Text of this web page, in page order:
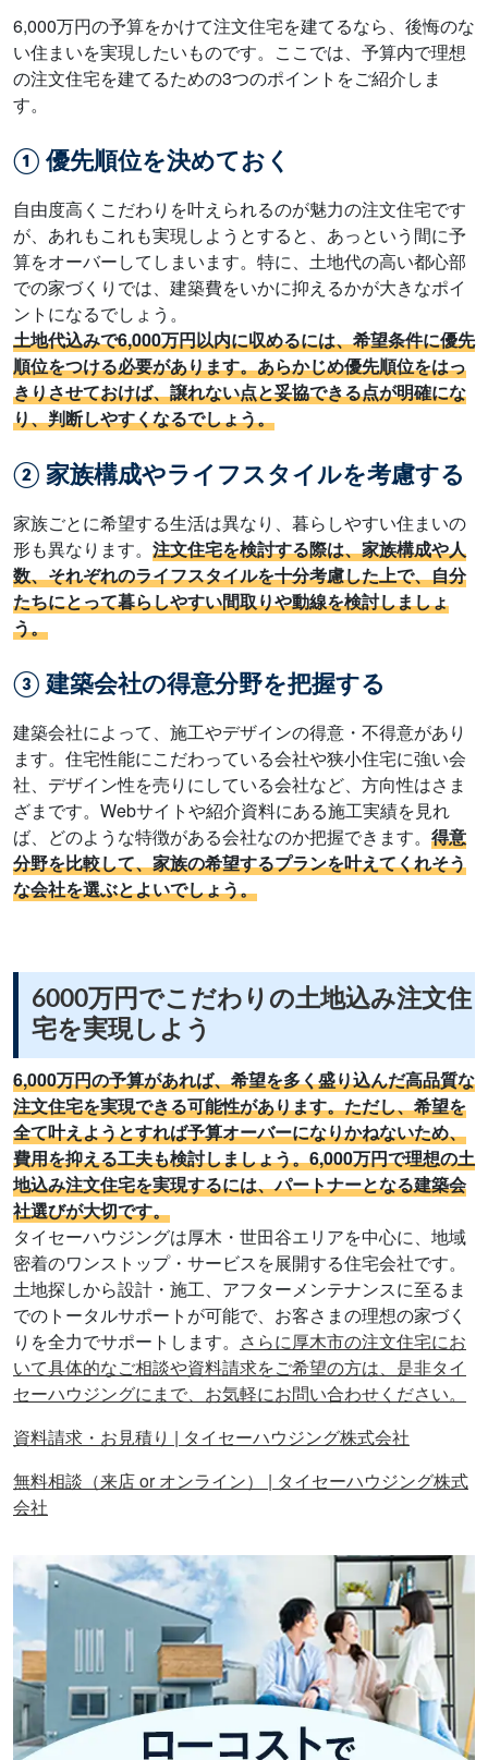
6,000万円の予算をかけて注文住宅を建てるなら、後悔のな
い住まいを実現したいものです。ここでは、予算内で理想
の注文住宅を建てるための3つのポイントをご紹介しま
す。
① 優先順位を決めておく
自由度高くこだわりを叶えられるのが魅力の注文住宅です
が、あれもこれも実現しようとすると、あっという間に予
算をオーバーしてしまいます。特に、土地代の高い都心部
での家づくりでは、建築費をいかに抑えるかが大きなポイ
ントになるでしょう。
土地代込みで6,000万円以内に収めるには、希望条件に優先
順位をつける必要があります。あらかじめ優先順位をはっ
きりさせておけば、譲れない点と妥協できる点が明確にな
り、判断しやすくなるでしょう。
② 家族構成やライフスタイルを考慮する
家族ごとに希望する生活は異なり、暮らしやすい住まいの
形も異なります。 注文住宅を検討する際は、家族構成や人
数、それぞれのライフスタイルを十分考慮した上で、自分
たちにとって暮らしやすい間取りや動線を検討しましょ
う。
③ 建築会社の得意分野を把握する
建築会社によって、施工やデザインの得意・不得意があり
ます。住宅性能にこだわっている会社や狭小住宅に強い会
社、デザイン性を売りにしている会社など、方向性はさま
ざまです。Webサイトや紹介資料にある施工実績を見れ
ば、どのような特徴がある会社なのか把握できます。 得意
分野を比較して、家族の希望するプランを叶えてくれそう
な会社を選ぶとよいでしょう。
6000万円でこだわりの土地込み注文住
宅を実現しよう
6,000万円の予算があれば、希望を多く盛り込んだ高品質な
注文住宅を実現できる可能性があります。ただし、希望を
全て叶えようとすれば予算オーバーになりかねないため、
費用を抑える工夫も検討しましょう。6,000万円で理想の土
地込み注文住宅を実現するには、パートナーとなる建築会
社選びが大切です。
タイセーハウジングは厚木・世田谷エリアを中心に、地域
密着のワンストップ・サービスを展開する住宅会社です。
土地探しから設計・施工、アフターメンテナンスに至るま
でのトータルサポートが可能で、お客さまの理想の家づく
りを全力でサポートします。 さらに厚木市の注文住宅にお
いて具体的なご相談や資料請求をご希望の方は、是非タイ
セーハウジングにまで、お気軽にお問い合わせください。
資料請求・お見積り | タイセーハウジング株式会社
無料相談（来店 or オンライン） | タイセーハウジング株式
会社